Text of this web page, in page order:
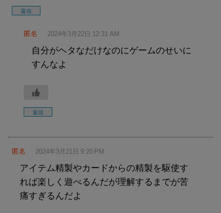
返信
匿名 2024年3月22日 12:31 AM
自分がヘタなだけなのにゲームのせいに
すんなよ
返信
匿名 2024年3月21日 9:20 PM
アイテム精製やカードからの精製を駆使す
れば楽しく遊べるんだが理解するまでが苦
痛すぎるんだよ